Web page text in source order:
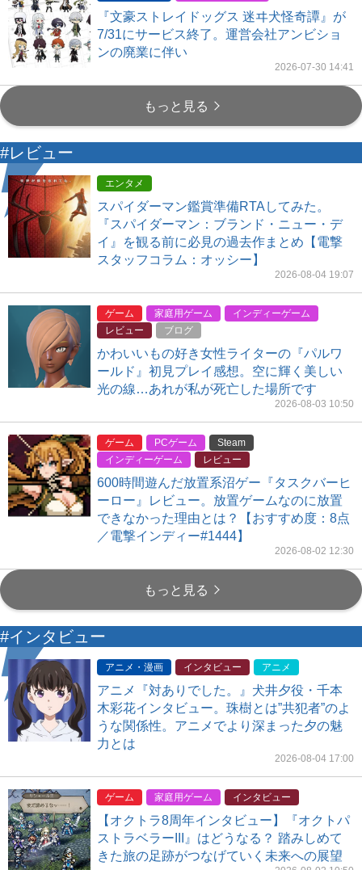
『文豪ストレイドッグス 迷ヰ犬怪奇譚』が
7/31にサービス終了。運営会社アンビショ
ンの廃業に伴い
2026-07-30 14:41
もっと見る
#レビュー
エンタメ
スパイダーマン鑑賞準備RTAしてみた。
『スパイダーマン：ブランド・ニュー・デ
イ』を観る前に必見の過去作まとめ【電撃
スタッフコラム：オッシー】
2026-08-04 19:07
ゲーム 家庭用ゲーム
インディーゲーム
レビュー
ブログ
かわいいもの好き女性ライターの『パルワ
ールド』初見プレイ感想。空に輝く美しい
光の線…あれが私が死亡した場所です
2026-08-03 10:50
ゲーム PCゲーム
Steam
インディーゲーム
レビュー
600時間遊んだ放置系沼ゲー『タスクバーヒ
ーロー』レビュー。放置ゲームなのに放置
できなかった理由とは？【おすすめ度：8点
／電撃インディー#1444】
2026-08-02 12:30
もっと見る
#インタビュー
アニメ・漫画 インタビュー アニメ
アニメ『対ありでした。』犬井夕役・千本
木彩花インタビュー。珠樹とは”共犯者”のよ
うな関係性。アニメでより深まった夕の魅
力とは
2026-08-04 17:00
ゲーム 家庭用ゲーム インタビュー
【オクトラ8周年インタビュー】『オクトパ
ストラベラーIII』はどうなる？ 踏みしめて
きた旅の足跡がつなげていく未来への展望